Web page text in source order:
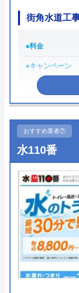
わりトラブルで
う。
もちろん見積
についても無
てはいかがでし
水の生活救
運営会社
代表者
所在地
街角水道工
●料金
●キャンペーン
●駆けつけ時間
●受付時間
●定休日
●出張見積もり
●支払い方法
●累計実績
●保証・保険
街角水道工
おすすめ業者⑦
水110番